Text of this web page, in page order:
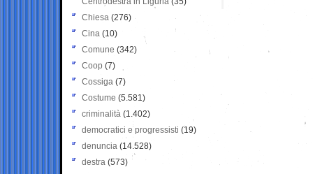
Chiesa (276)
Cina (10)
Comune (342)
Coop (7)
Cossiga (7)
Costume (5.581)
criminalità (1.402)
democratici e progressisti (19)
denuncia (14.528)
destra (573)